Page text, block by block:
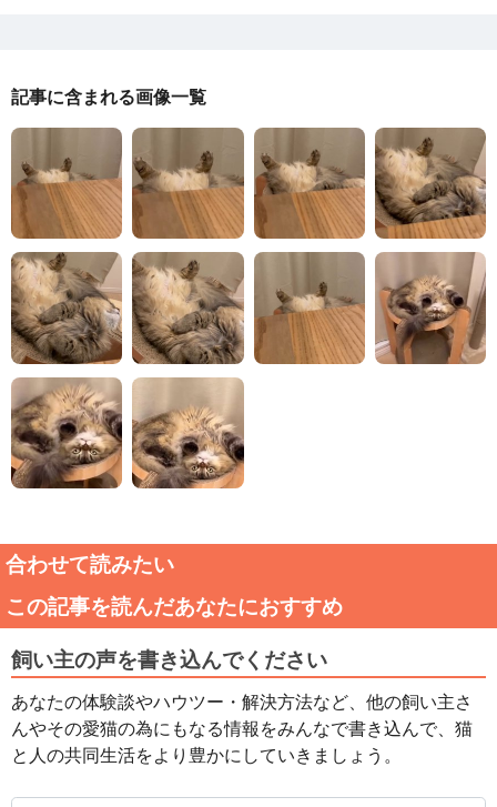
記事に含まれる画像一覧
合わせて読みたい
この記事を読んだあなたにおすすめ
飼い主の声を書き込んでください
あなたの体験談やハウツー・解決方法など、他の飼い主さ
んやその愛猫の為にもなる情報をみんなで書き込んで、猫
と人の共同生活をより豊かにしていきましょう。